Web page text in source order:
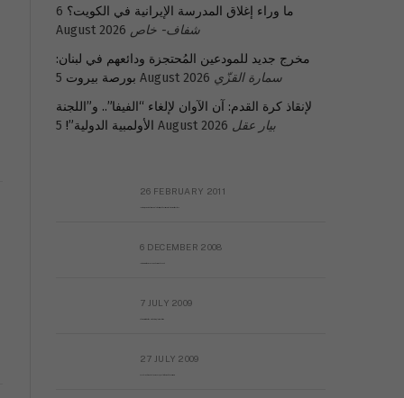
ما وراء إغلاق المدرسة الإيرانية في الكويت؟ 6
August 2026 شفاف- خاص
مخرج جديد للمودعين المُحتجزة ودائعهم في لبنان:
بورصة بيروت 5 August 2026 سمارة القزّي
لإنقاذ كرة القدم: آن الآوان لإلغاء “الفيفا”.. و”اللجنة
الأولمبية الدولية”! 5 August 2026 بيار عقل
26 FEBRUARY 2011
6 DECEMBER 2008
7 JULY 2009
27 JULY 2009